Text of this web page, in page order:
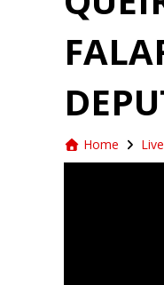
Home